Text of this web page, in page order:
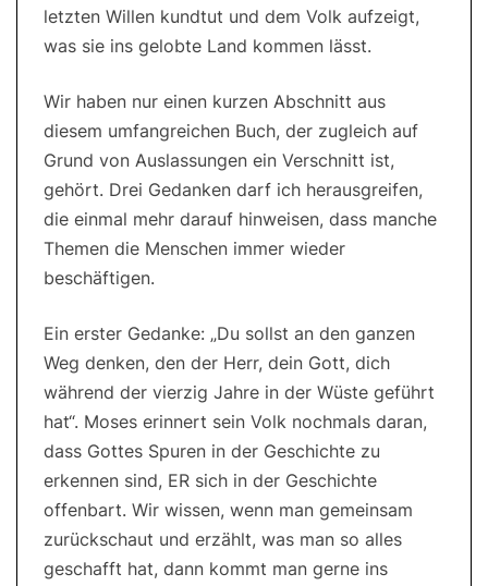
letzten Willen kundtut und dem Volk aufzeigt,
was sie ins gelobte Land kommen lässt.
Wir haben nur einen kurzen Abschnitt aus
diesem umfangreichen Buch, der zugleich auf
Grund von Auslassungen ein Verschnitt ist,
gehört. Drei Gedanken darf ich herausgreifen,
die einmal mehr darauf hinweisen, dass manche
Themen die Menschen immer wieder
beschäftigen.
Ein erster Gedanke: „Du sollst an den ganzen
Weg denken, den der Herr, dein Gott, dich
während der vierzig Jahre in der Wüste geführt
hat“. Moses erinnert sein Volk nochmals daran,
dass Gottes Spuren in der Geschichte zu
erkennen sind, ER sich in der Geschichte
offenbart. Wir wissen, wenn man gemeinsam
zurückschaut und erzählt, was man so alles
geschafft hat, dann kommt man gerne ins